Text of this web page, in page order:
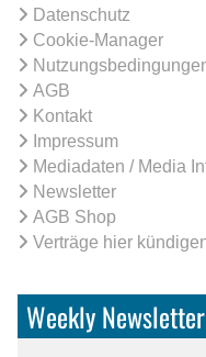
Datenschutz
Cookie-Manager
AGB
Kontakt
Impressum
Mediadaten / Media
Newsletter
AGB Shop
Verträge hier
Weekly Newsletter